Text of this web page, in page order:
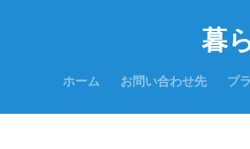
暮
ホーム お問い合わせ先 プ